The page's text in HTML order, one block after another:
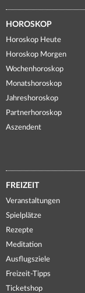
HOROSKOP
Horoskop Heute
Horoskop Morgen
Wochenhoroskop
Monatshoroskop
Jahreshoroskop
Partnerhoroskop
Aszendent
FREIZEIT
Veranstaltungen
Spielplätze
Rezepte
Meditation
Ausflugsziele
Freizeit-Tipps
Ticketshop